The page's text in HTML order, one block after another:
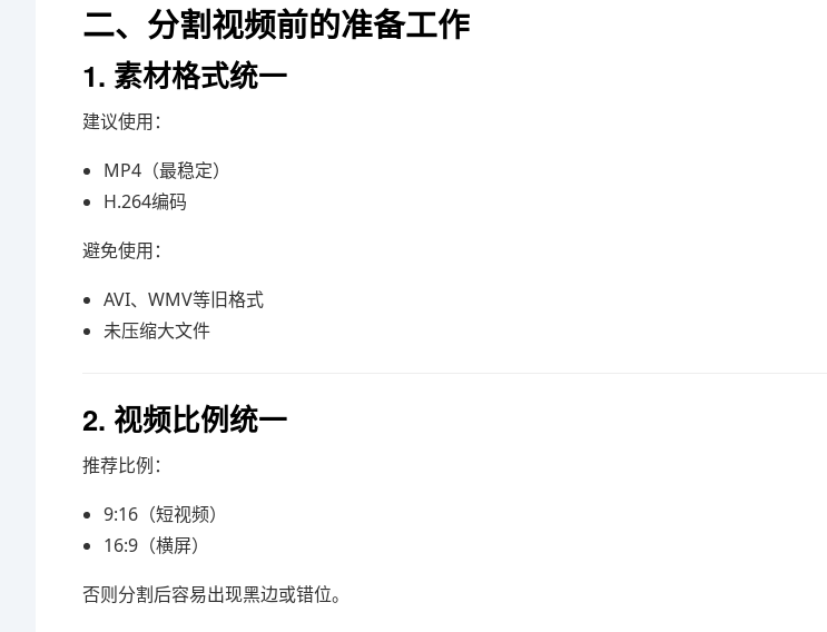
二、分割视频前的准备工作
1. 素材格式统一
建议使用：
MP4（最稳定）
H.264编码
避免使用：
AVI、WMV等旧格式
未压缩大文件
2. 视频比例统一
推荐比例：
9:16（短视频）
16:9（横屏）
否则分割后容易出现黑边或错位。